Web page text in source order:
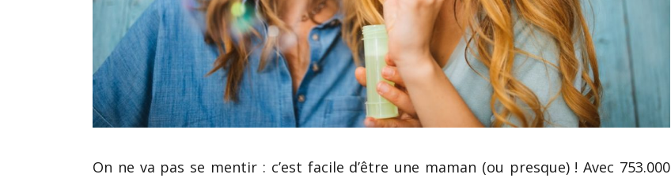
On ne va pas se mentir : c’est facile d’être une maman (ou presque) ! Avec 753.000